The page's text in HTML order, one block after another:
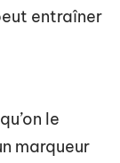
entraîner
le
marqueur